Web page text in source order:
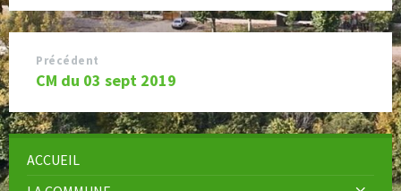
Précédent
CM du 03 sept 2019
ACCUEIL